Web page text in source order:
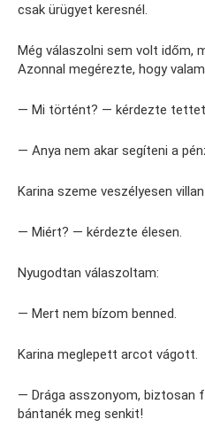
csak ürügyet keresnél.
Még válaszolni sem volt időm,
Azonnal megérezte, hogy
— Mi történt? — kérdezte
— Anya nem akar segíteni a
Karina szeme veszélyesen
— Miért? — kérdezte élesen.
Nyugodtan válaszoltam:
— Mert nem bízom benned.
Karina meglepett arcot vágott.
— Drága asszonyom, biztosan
bántanék meg senkit!